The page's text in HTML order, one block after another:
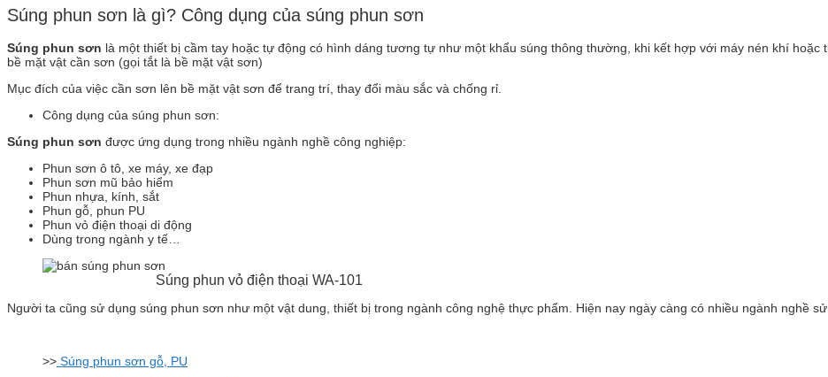
Súng phun sơn là gì? Công dụng của súng phun sơn
Súng phun sơn là một thiết bị cầm tay hoặc tự động có hình dáng tương tự như một khẩu súng thông thường, khi kết hợp với máy nén khí
bề mặt vật cần sơn (gọi tắt là bề mặt vật sơn)
Mục đích của việc cần sơn lên bề mặt vật sơn để trang trí, thay đổi màu sắc và chống rỉ.
Công dụng của súng phun sơn:
Súng phun sơn được ứng dụng trong nhiều ngành nghề công nghiệp:
Phun sơn ô tô, xe máy, xe đạp
Phun sơn mũ bảo hiểm
Phun nhựa, kính, sắt
Phun gỗ, phun PU
Phun vỏ điện thoại di động
Dùng trong ngành y tế…
Súng phun vỏ điện thoại WA-101
Người ta cũng sử dụng súng phun sơn như một vật dung, thiết bị trong ngành công nghệ thực phẩm. Hiện nay ngày càng có nhiều ngành nghề
>> Súng phun sơn gỗ, PU